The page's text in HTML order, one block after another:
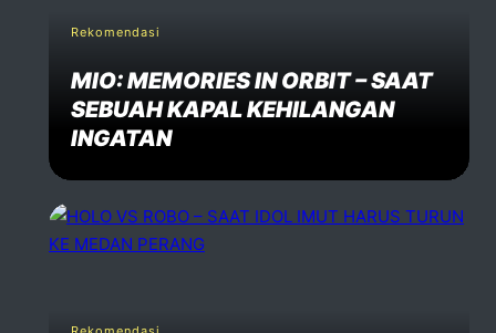
Rekomendasi
MIO: MEMORIES IN ORBIT – SAAT
SEBUAH KAPAL KEHILANGAN
INGATAN